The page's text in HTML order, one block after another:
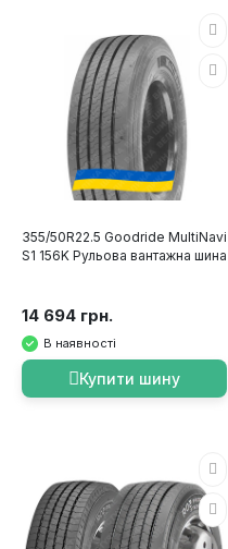
355/50R22.5 Goodride MultiNavi
S1 156K Рульова вантажна шина
14 694 грн.
В наявності
Купити шину